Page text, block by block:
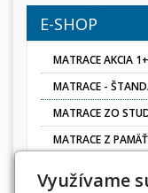
E-SHOP
MATRACE AKCIA
MATRACE -
MATRACE ZO
MATRACE Z
Využívame